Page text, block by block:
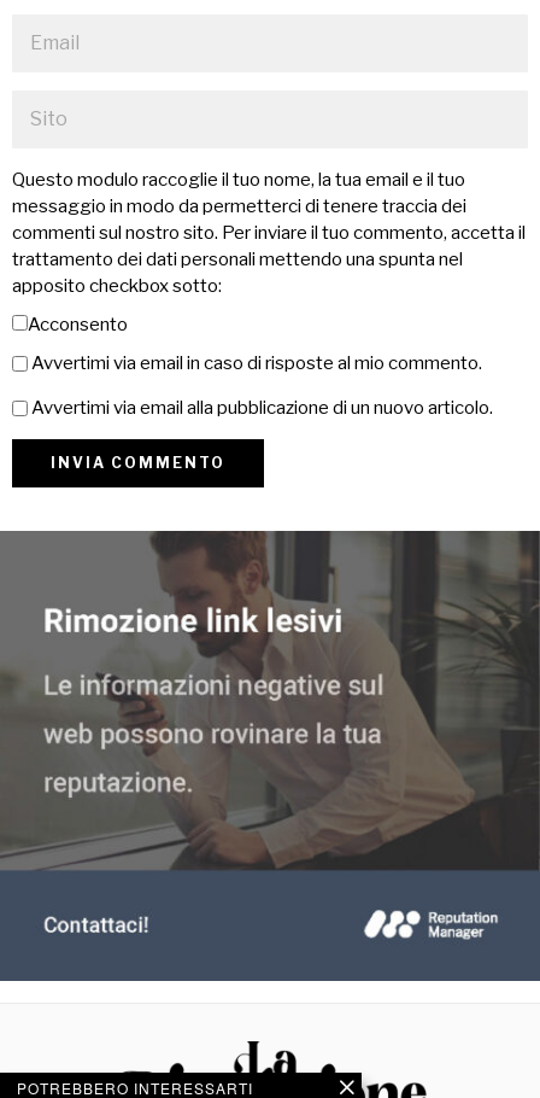
Questo modulo raccoglie il tuo nome, la tua email e il tuo
messaggio in modo da permetterci di tenere traccia dei
commenti sul nostro sito. Per inviare il tuo commento, accetta il
trattamento dei dati personali mettendo una spunta nel
apposito checkbox sotto:
Acconsento
Avvertimi via email in caso di risposte al mio commento.
Avvertimi via email alla pubblicazione di un nuovo articolo.
POTREBBERO INTERESSARTI